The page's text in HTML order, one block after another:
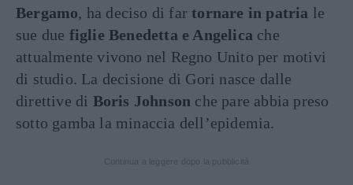
Bergamo, ha deciso di fartornare in patria le
sue due figlie Benedetta e Angelica che
attualmente vivono nel Regno Unito per motivi
di studio. La decisione di Gori nasce dalle
direttive di Boris Johnson che pare abbia preso
sotto gamba la minaccia dell’epidemia.